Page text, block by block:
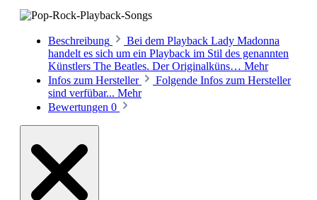
Beschreibung
Bei dem Playback Lady Madonna
handelt es sich um ein Playback im Stil des genannten
Künstlers The Beatles. Der Originalküns… Mehr
Infos zum Hersteller
Folgende Infos zum Hersteller
sind verfübar... Mehr
Bewertungen 0